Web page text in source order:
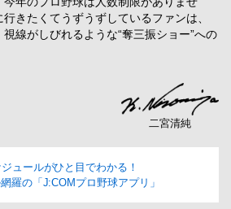
きたくてうずうずしているファンは、
線がしびれるような“奪三振ショー”への
二宮清純
ュールがひと目でわかる！
羅の「J:COMプロ野球アプリ」